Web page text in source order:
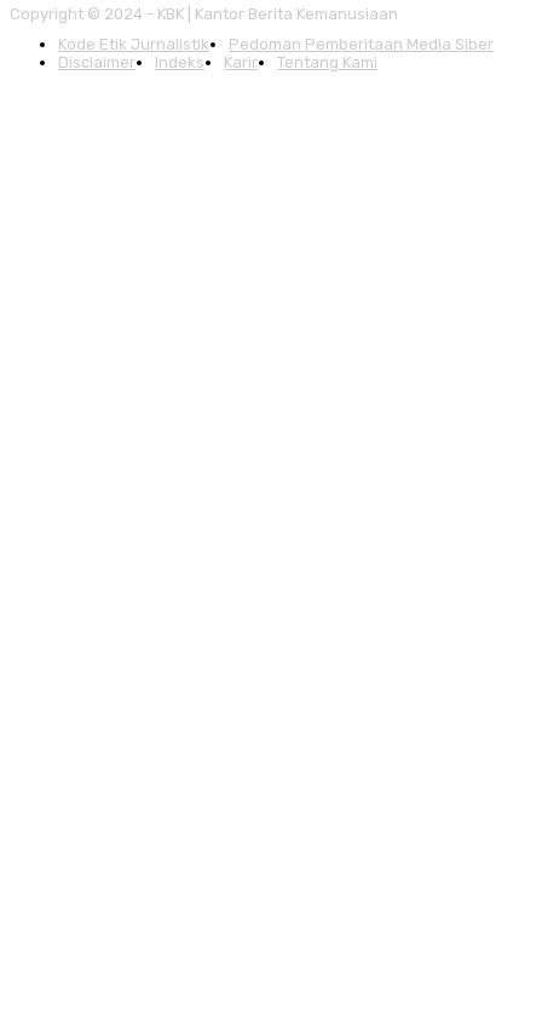
Copyright © 2024 - KBK | Kantor Berita Kemanusiaan
Kode Etik Jurnalistik
Pedoman Pemberitaan Media Siber
Disclaimer
Indeks Karir Tentang Kami